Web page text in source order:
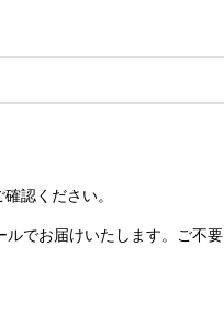
認ください。
でお届けいたします。ご不要